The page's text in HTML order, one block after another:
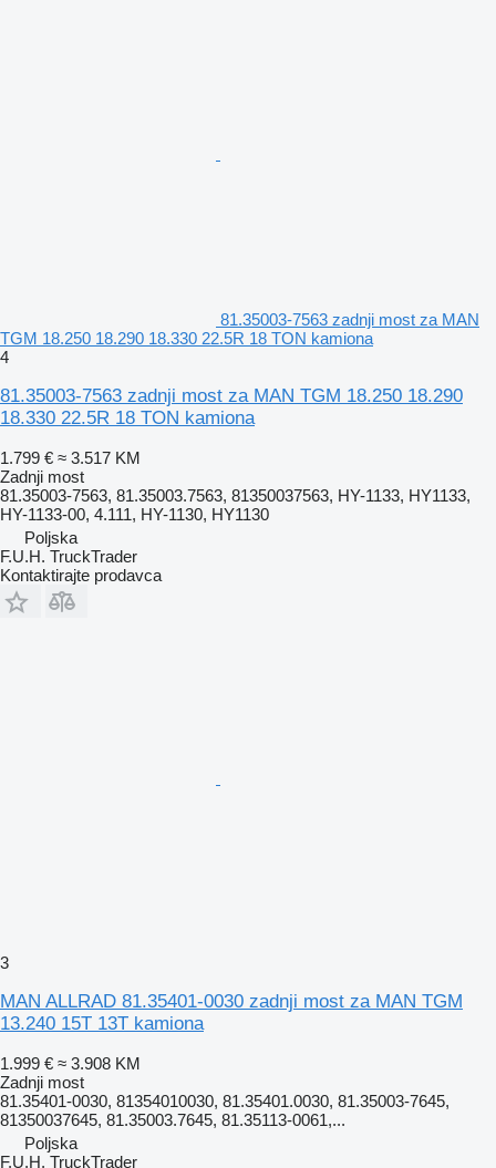
81.35003-7563 zadnji most za MAN
TGM 18.250 18.290 18.330 22.5R 18 TON kamiona
4
81.35003-7563 zadnji most za MAN TGM 18.250 18.290
18.330 22.5R 18 TON kamiona
1.799 € ≈ 3.517 KM
Zadnji most
81.35003-7563, 81.35003.7563, 81350037563, HY-1133, HY1133,
HY-1133-00, 4.111, HY-1130, HY1130
Poljska
F.U.H. TruckTrader
Kontaktirajte prodavca
3
MAN ALLRAD 81.35401-0030 zadnji most za MAN TGM
13.240 15T 13T kamiona
1.999 € ≈ 3.908 KM
Zadnji most
81.35401-0030, 81354010030, 81.35401.0030, 81.35003-7645,
81350037645, 81.35003.7645, 81.35113-0061,...
Poljska
F.U.H. TruckTrader